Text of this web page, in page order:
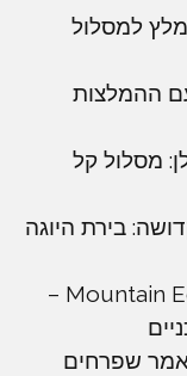
למסלול
ההמלצות
מסלול קל
בירת היוגה
מבחן שטח: Mountain Equipment Comici –
אמר שפרחים